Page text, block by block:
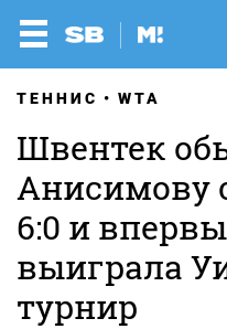
ТЕННИС WTA
Швентек
Анисимову
6:0 и
выиграла
турнир